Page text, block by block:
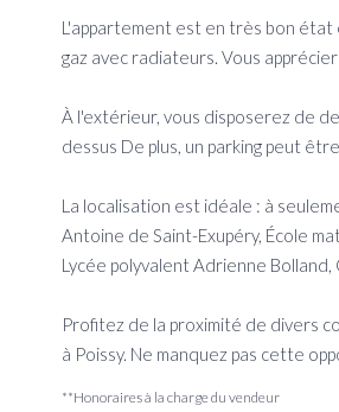
L'appartement est en très bon
gaz avec radiateurs. Vous
À l'extérieur, vous disposerez de
dessus De plus, un parking peut
La localisation est idéale : à
Antoine de Saint-Exupéry, École
Lycée polyvalent Adrienne
Profitez de la proximité de divers
à Poissy. Ne manquez pas cette
**Honoraires à la charge du vendeur